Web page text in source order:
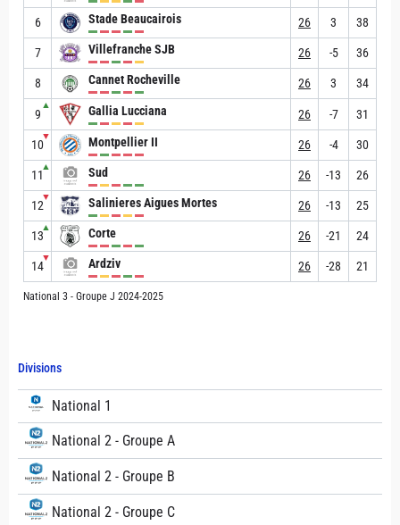
Divisions
National 1
National 2 - Groupe A
National 2 - Groupe B
National 2 - Groupe C
6 Stade Beaucairois 26 3 38
7 Villefranche SJB 26 -5 36
8 Cannet Rocheville 26 3 34
9
▲ Gallia Lucciana 26 -7 31
10
▼ Montpellier II 26 -4 30
11
▲ Sud 26 -13 26
12
▼ Salinieres Aigues Mortes 26 -13 25
13
▲ Corte 26 -21 24
14
▼ Ardziv 26 -28 21
National 3 - Groupe J 2024-2025